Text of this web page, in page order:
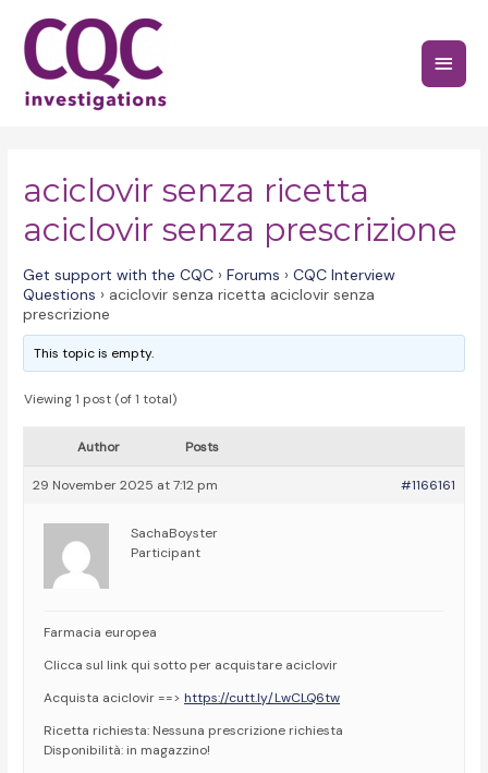
content
Main
aciclovir senza ricetta
aciclovir senza prescrizione
Get support with the CQC › Forums › CQC Interview
Questions › aciclovir senza ricetta aciclovir senza
prescrizione
This topic is empty.
Viewing 1 post (of 1 total)
Author Posts
29 November 2025 at 7:12 pm #1166161
SachaBoyster
Participant
Farmacia europea
Clicca sul link qui sotto per acquistare aciclovir
Acquista aciclovir ==>https://cutt.ly/LwCLQ6tw
Ricetta richiesta: Nessuna prescrizione richiesta
Disponibilità: in magazzino!